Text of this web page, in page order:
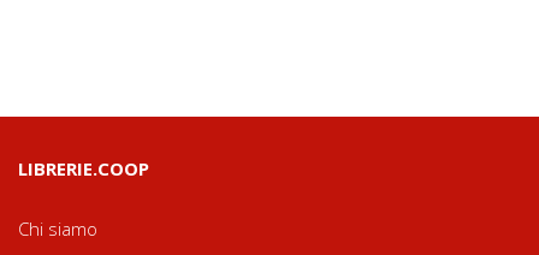
LIBRERIE.COOP
Chi siamo